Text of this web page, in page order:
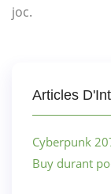
joc.
Articles
Cyberpunk
Buy durant